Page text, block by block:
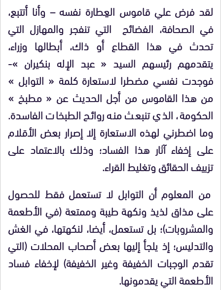
لقد فرض علي قاموس العِطارة نفسه – وأنا أتتبع،
في الصحافة، الفضائح التي تنفجر والمهازل التي
تحدث في هذا القطاع أو ذاك، أبطالها وزراء،
يتقدمهم رئيسهم السيد « عبد الإله بنكيران »-
فوجدت نفسي مضطرا لاستعارة كلمة « التوابل »
من هذا القاموس من أجل الحديث عن « مطبخ »
الحكومة، الذي تنبعث منه روائح الطبخات الفاسدة.
وما اضطرني لهذه الاستعارة إلا إصرار بعض الأقلام
على إخفاء آثار هذا الفساد؛ وذلك بالاعتماد على
تزييف الحقائق وتغليط القراء.
من المعلوم أن التوابل لا تستعمل فقط للحصول
على مذاق لذيذ ونكهة طيبة وممتعة (في الأطعمة
والمشروبات)؛ بل تستعمل، أيضا، لنكهتها، في الغش
والتدليس؛ إذ يلجأ إليها بعض أصحاب المحلات (التي
تقدم الوجبات الخفيفة وغير الخفيفة) لإخفاء فساد
الأطعمة التي يقدمونها.